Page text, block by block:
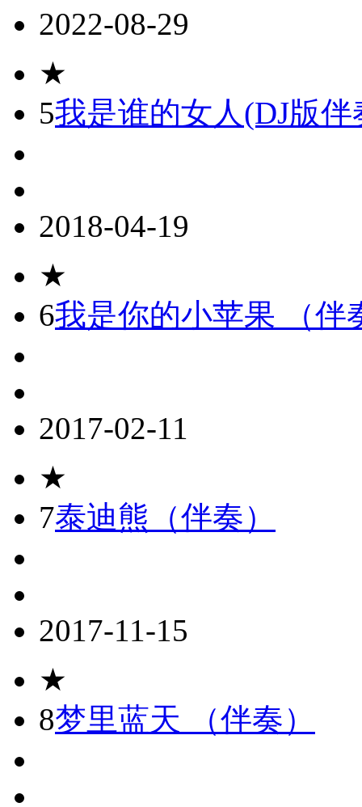
2022-08-29
★
5我是谁的女人(DJ版伴
2018-04-19
★
6我是你的小苹果 （伴
2017-02-11
★
7泰迪熊（伴奏）
2017-11-15
★
8梦里蓝天 （伴奏）